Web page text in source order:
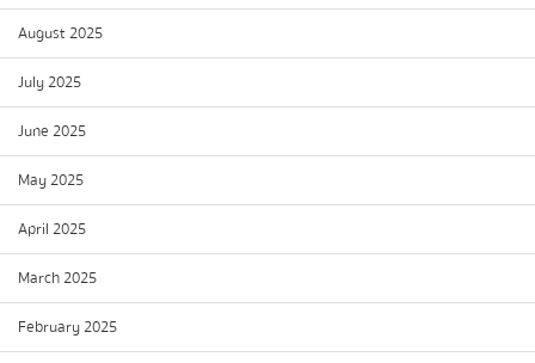
August 2025
July 2025
June 2025
May 2025
April 2025
March 2025
February 2025